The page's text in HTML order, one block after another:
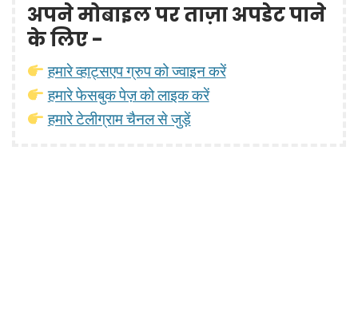
अपने मोबाइल पर ताज़ा अपडेट पाने
के लिए -
हमारे व्हाट्सएप ग्रुप को ज्वाइन करें
हमारे फेसबुक पेज़ को लाइक करें
हमारे टेलीग्राम चैनल से जुड़ें